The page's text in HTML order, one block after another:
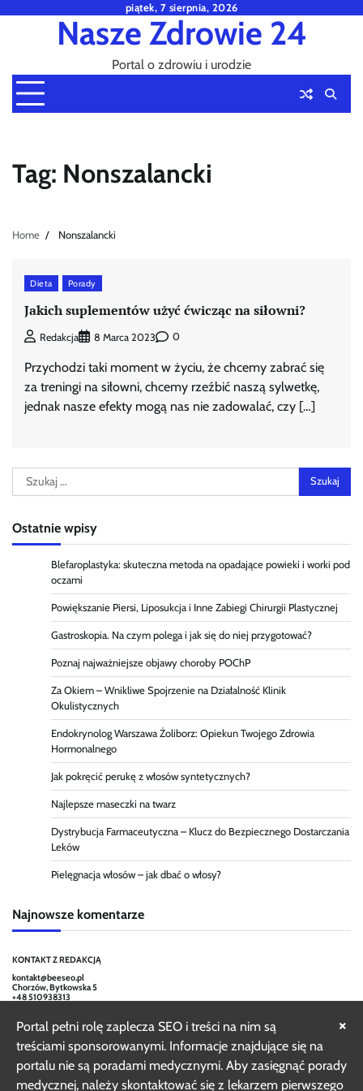
×
Portal pełni rolę zaplecza SEO i treści na nim są
treściami sponsorowanymi. Informacje znajdujące się na
portalu nie są poradami medycznymi. Aby zasięgnąć porady
medycznej, należy skontaktować się z lekarzem pierwszego
piątek, 7 sierpnia, 2026
Nasze Zdrowie 24
Portal o zdrowiu i urodzie
Tag: Nonszalancki
Home Nonszalancki
Dieta Porady
Jakich suplementów użyć ćwicząc na siłowni?
Redakcja 8 Marca 2023 0
Przychodzi taki moment w życiu, że chcemy zabrać się
za treningi na siłowni, chcemy rzeźbić naszą sylwetkę,
jednak nasze efekty mogą nas nie zadowalać, czy […]
Szukaj:
Ostatnie wpisy
Blefaroplastyka: skuteczna metoda na opadające powieki i worki pod
oczami
Powiększanie Piersi, Liposukcja i Inne Zabiegi Chirurgii Plastycznej
Gastroskopia. Na czym polega i jak się do niej przygotować?
Poznaj najważniejsze objawy choroby POChP
Za Okiem – Wnikliwe Spojrzenie na Działalność Klinik
Okulistycznych
Endokrynolog Warszawa Żoliborz: Opiekun Twojego Zdrowia
Hormonalnego
Jak pokręcić perukę z włosów syntetycznych?
Najlepsze maseczki na twarz
Dystrybucja Farmaceutyczna – Klucz do Bezpiecznego Dostarczania
Leków
Pielęgnacja włosów – jak dbać o włosy?
Najnowsze komentarze
KONTAKT Z REDAKCJĄ
kontakt@beeseo.pl
Chorzów, Bytkowska 5
+48 510938313